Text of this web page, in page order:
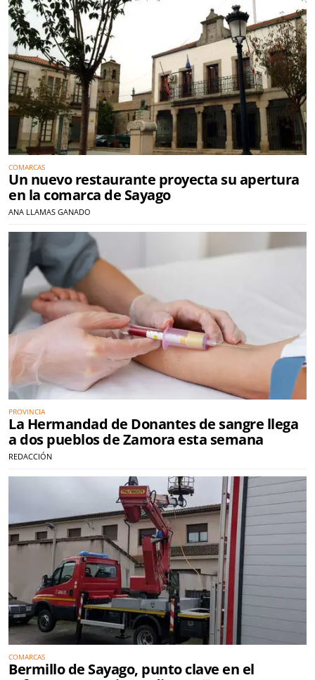
COMARCAS
Un nuevo restaurante proyecta su apertura
en la comarca de Sayago
ANA LLAMAS GANADO
PROVINCIA
La Hermandad de Donantes de sangre llega
a dos pueblos de Zamora esta semana
REDACCIÓN
COMARCAS
Bermillo de Sayago, punto clave en el